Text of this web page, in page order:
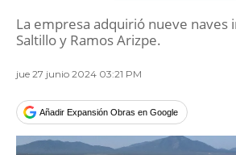
La empresa adquirió nueve naves
Saltillo y Ramos Arizpe.
jue 27 junio 2024 03:21 PM
Añadir Expansión Obras en Google